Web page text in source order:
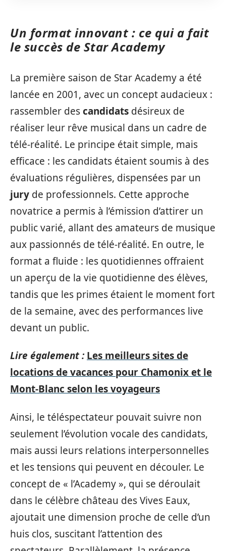
Un format innovant : ce qui a fait
le succès de Star Academy
La première saison de Star Academy a été
lancée en 2001, avec un concept audacieux :
rassembler descandidats désireux de
réaliser leur rêve musical dans un cadre de
télé-réalité. Le principe était simple, mais
efficace : les candidats étaient soumis à des
évaluations régulières, dispensées par un
jury de professionnels. Cette approche
novatrice a permis à l’émission d’attirer un
public varié, allant des amateurs de musique
aux passionnés de télé-réalité. En outre, le
format a fluide : les quotidiennes offraient
un aperçu de la vie quotidienne des élèves,
tandis que les primes étaient le moment fort
de la semaine, avec des performances live
devant un public.
Lire également : Les meilleurs sites de
locations de vacances pour Chamonix et le
Mont-Blanc selon les voyageurs
Ainsi, le téléspectateur pouvait suivre non
seulement l’évolution vocale des candidats,
mais aussi leurs relations interpersonnelles
et les tensions qui peuvent en découler. Le
concept de « l’Academy », qui se déroulait
dans le célèbre château des Vives Eaux,
ajoutait une dimension proche de celle d’un
huis clos, suscitant l’attention des